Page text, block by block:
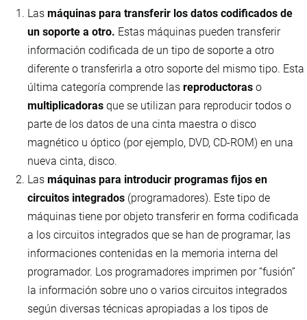
Las máquinas para transferir los datos codificados de
un soporte a otro. Estas máquinas pueden transferir
información codificada de un tipo de soporte a otro
diferente o transferirla a otro soporte del mismo tipo. Esta
última categoría comprende las reproductoras o
multiplicadoras que se utilizan para reproducir todos o
parte de los datos de una cinta maestra o disco
magnético u óptico (por ejemplo, DVD, CD-ROM) en una
nueva cinta, disco.
Las máquinas para introducir programas fijos en
circuitos integrados (programadores). Este tipo de
máquinas tiene por objeto transferir en forma codificada
a los circuitos integrados que se han de programar, las
informaciones contenidas en la memoria interna del
programador. Los programadores imprimen por “fusión”
la información sobre uno o varios circuitos integrados
según diversas técnicas apropiadas a los tipos de